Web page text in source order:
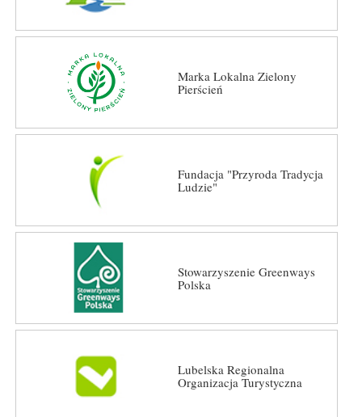
Marka Lokalna Zielony
Pierścień
Fundacja "Przyroda Tradycja
Ludzie"
Stowarzyszenie Greenways
Polska
Lubelska Regionalna
Organizacja Turystyczna